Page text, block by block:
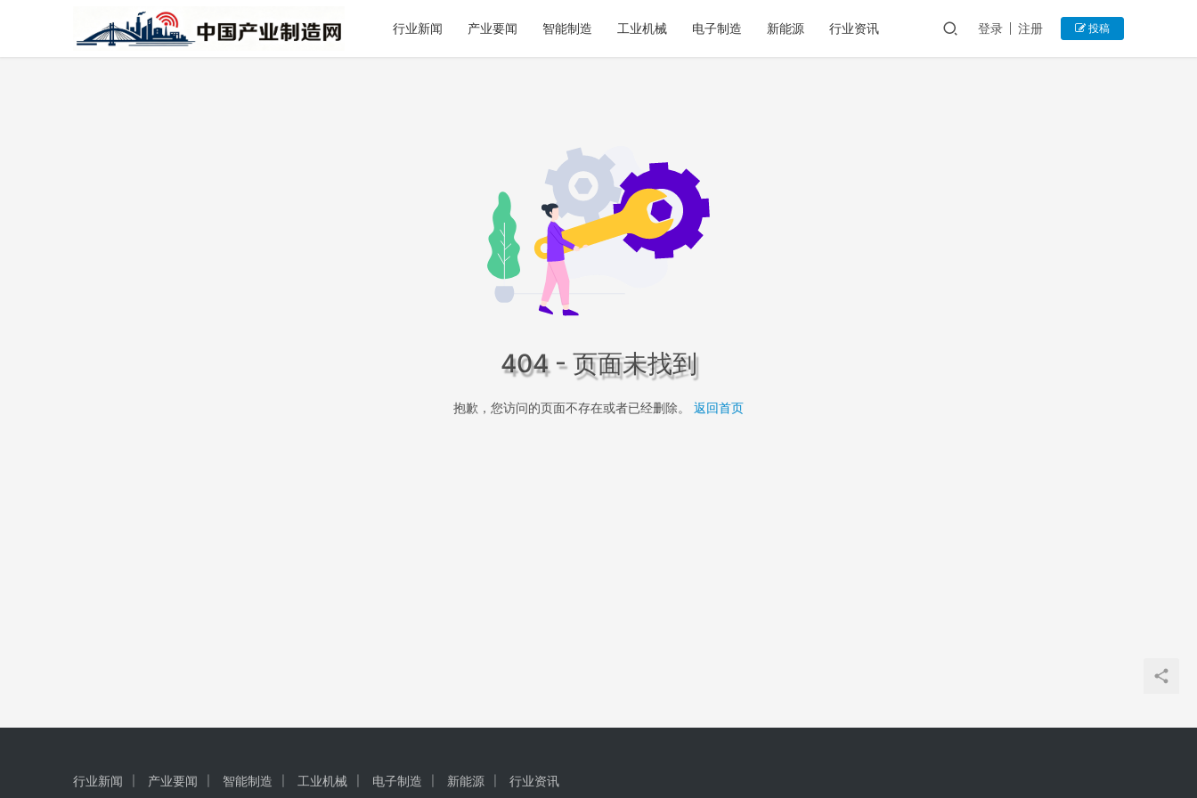
行业新闻 产业要闻 智能制造 工业机械 电子制造 新能源 行业资讯 登录 注册 投稿
404 - 页面未找到
抱歉，您访问的页面不存在或者已经删除。 返回首页
行业新闻 产业要闻 智能制造 工业机械 电子制造 新能源 行业资讯